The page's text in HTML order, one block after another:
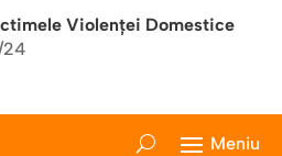
Violenței Domestice
24